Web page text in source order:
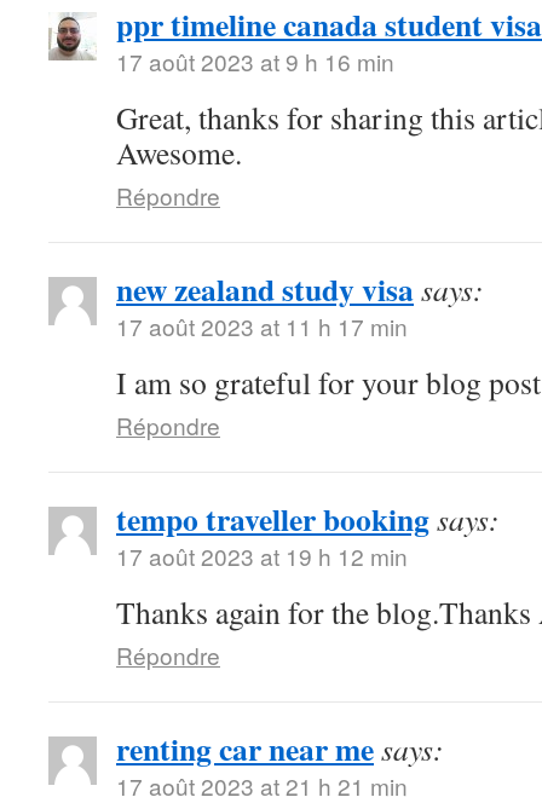
ppr timeline canada student visa
17 août 2023 at 9 h 16 min
Great, thanks for sharing this
Awesome.
Répondre
new zealand study visasays:
17 août 2023 at 11 h 17 min
I am so grateful for your blog
Répondre
tempo traveller bookingsays:
17 août 2023 at 19 h 12 min
Thanks again for the
Répondre
renting car near mesays:
17 août 2023 at 21 h 21 min